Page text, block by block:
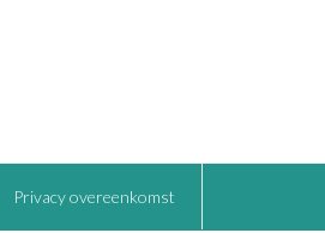
Privacy overeenkomst